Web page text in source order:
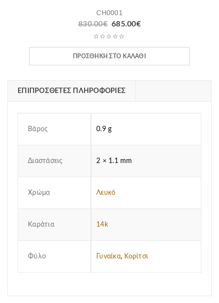
CH0001
830.00€ Original
price
830.00€.
685.00€
είναι:
ΠΡΟΣΘΉΚΗ ΣΤΟ ΚΑΛΆΘΙ
ΕΠΙΠΡΌΣΘΕΤΕΣ ΠΛΗΡΟΦΟΡΊΕΣ
Βάρος 0.9 g
Διαστάσεις 2 × 1.1 mm
Χρώμα Λευκό
Καράτια 14k
Φύλο Γυναίκα, Κορίτσι